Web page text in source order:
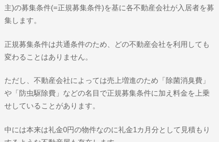
主)の募集条件(=正規募集条件)を基に各不動産会社が入居者を募
集します。
正規募集条件は共通条件のため、どの不動産会社を利用しても
変わることはありません。
ただし、不動産会社によっては売上増進のため「除菌消臭費」
や「防虫駆除費」などの名目で正規募集条件に加え料金を上乗
せしていることがあります。
中には本来は礼金0円の物件なのに礼金1カ月分として見積もり